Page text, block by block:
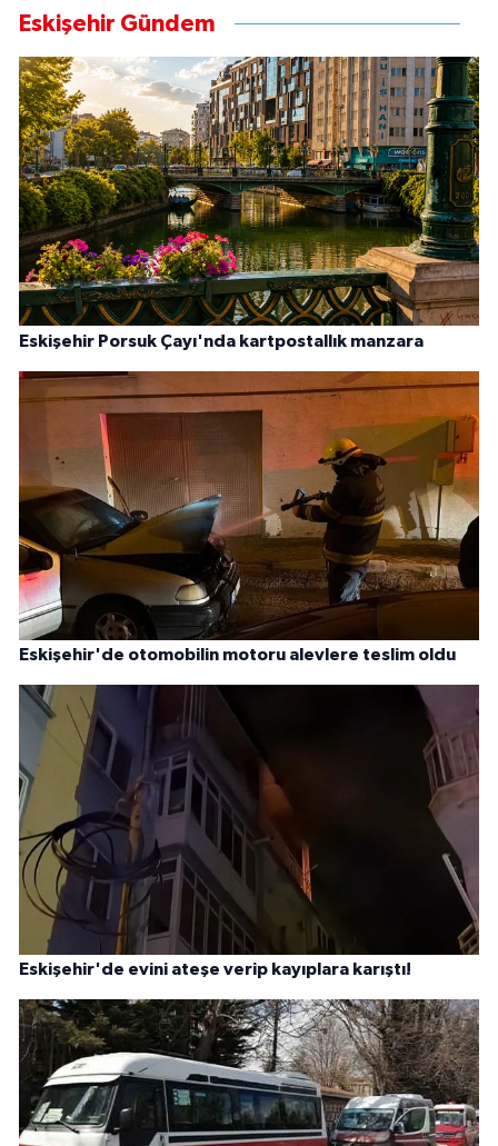
Eskişehir Gündem
Eskişehir Porsuk Çayı'nda kartpostallık manzara
Eskişehir'de otomobilin motoru alevlere teslim oldu
Eskişehir'de evini ateşe verip kayıplara karıştı!